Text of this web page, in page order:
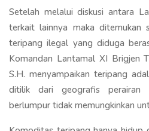
Setelah melalui diskusi antara
terkait lainnya maka ditemukan
teripang ilegal yang diduga
Komandan Lantamal XI Brigjen
S.H. menyampaikan teripang
ditilik dari geografis perairan
berlumpur tidak memungkinkan